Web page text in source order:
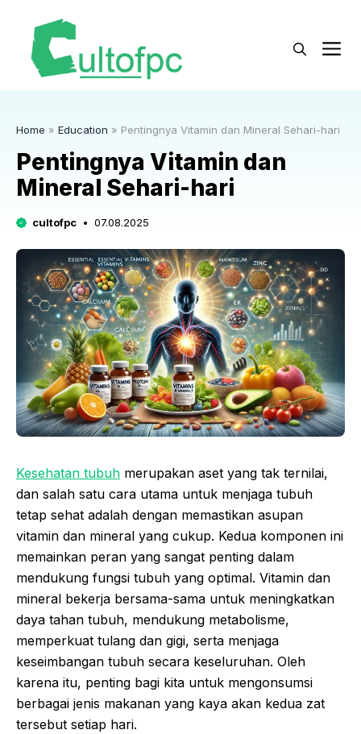
Home » Education » Pentingnya Vitamin dan Mineral Sehari-hari
Pentingnya Vitamin dan
Mineral Sehari-hari
cultofpc 07.08.2025
Kesehatan tubuh merupakan aset yang tak ternilai,
dan salah satu cara utama untuk menjaga tubuh
tetap sehat adalah dengan memastikan asupan
vitamin dan mineral yang cukup. Kedua komponen ini
memainkan peran yang sangat penting dalam
mendukung fungsi tubuh yang optimal. Vitamin dan
mineral bekerja bersama-sama untuk meningkatkan
daya tahan tubuh, mendukung metabolisme,
memperkuat tulang dan gigi, serta menjaga
keseimbangan tubuh secara keseluruhan. Oleh
karena itu, penting bagi kita untuk mengonsumsi
berbagai jenis makanan yang kaya akan kedua zat
tersebut setiap hari.